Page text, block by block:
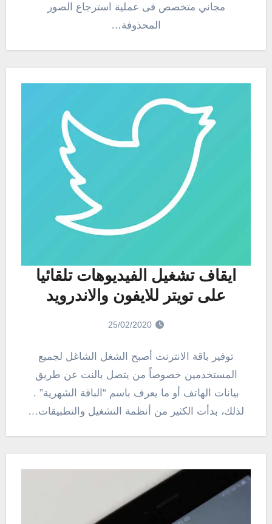
مجاني متخصص فى عملية استرجاع الصور
المحذوفة…
ايقاف تشغيل الفيديوهات تلقائيا
على تويتر للايفون والاندرويد
25/02/2020
توفير باقة الانترنت أصبح الشغل الشاغل لجميع
المستخدمين خصوصاً من يتصل بالنت عن طريق
بيانات الهاتف أو ما يعرف باسم “الباقة الشهرية” .
لذلك، بدأت الكثير من أنظمة التشغيل والتطبيقات…